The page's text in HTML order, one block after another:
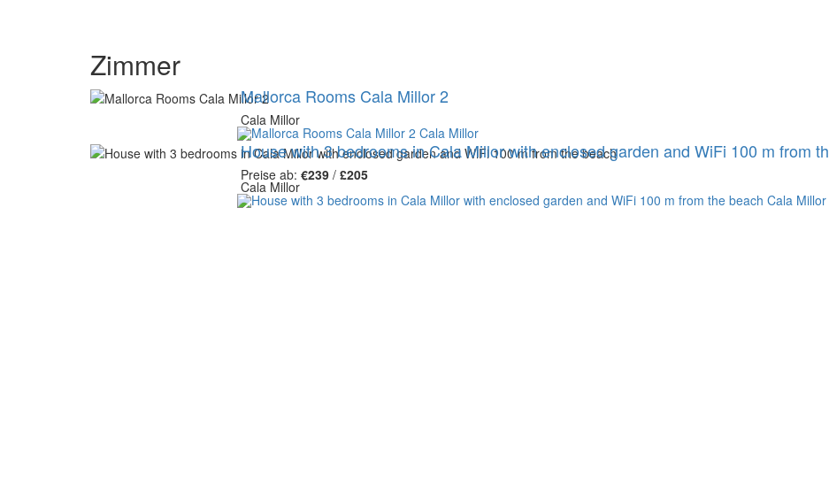
Zimmer
Mallorca Rooms Cala Millor 2
Cala Millor
House with 3 bedrooms in Cala Millor with enclosed garden and WiFi 100 m from
Preise ab: €239 / £205
Cala Millor